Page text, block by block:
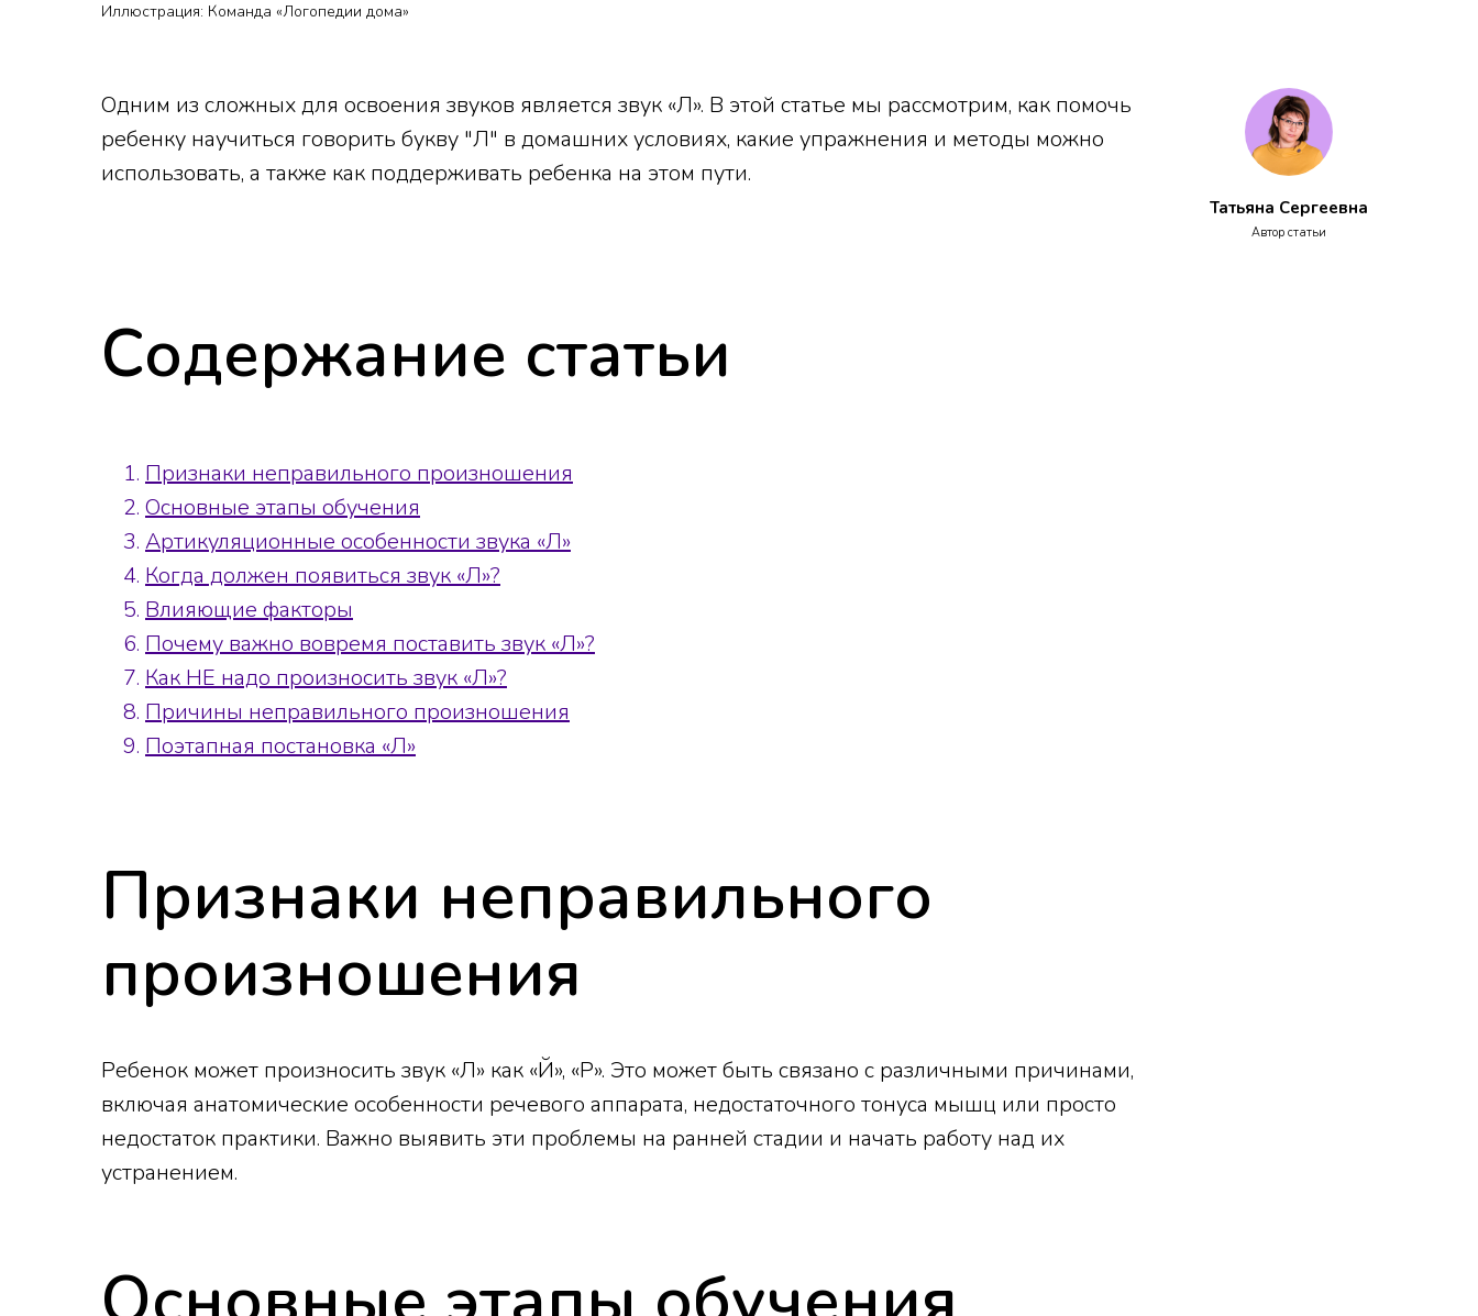
Иллюстрация: Команда «Логопедии дома»
Одним из сложных для освоения звуков является звук «Л». В этой статье мы рассмотрим, как помочь
ребенку научиться говорить букву "Л" в домашних условиях, какие упражнения и методы можно
использовать, а также как поддерживать ребенка на этом пути.
Татьяна Сергеевна
Автор статьи
Содержание статьи
Признаки неправильного произношения
Основные этапы обучения
Артикуляционные особенности звука «Л»
Когда должен появиться звук «Л»?
Влияющие факторы
Почему важно вовремя поставить звук «Л»?
Как НЕ надо произносить звук «Л»?
Причины неправильного произношения
Поэтапная постановка «Л»
Признаки неправильного
произношения
Ребенок может произносить звук «Л» как «Й», «Р». Это может быть связано с различными причинами,
включая анатомические особенности речевого аппарата, недостаточного тонуса мышц или просто
недостаток практики. Важно выявить эти проблемы на ранней стадии и начать работу над их
устранением.